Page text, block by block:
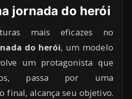
jornada do herói
mais eficazes no
do herói, um modelo
um protagonista que
passa por uma
final, alcança seu objetivo.